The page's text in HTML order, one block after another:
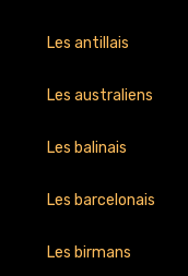
Les antillais
Les australiens
Les balinais
Les barcelonais
Les birmans